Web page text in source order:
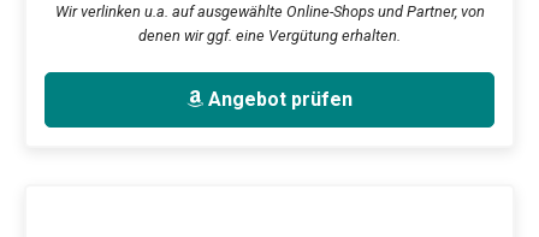
Wir verlinken u.a. auf ausgewählte Online-Shops und Partner, von
denen wir ggf. eine Vergütung erhalten.
Angebot prüfen